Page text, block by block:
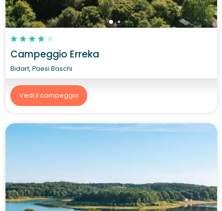
Campeggio Erreka
Bidart, Paesi Baschi
Vedi il campeggio